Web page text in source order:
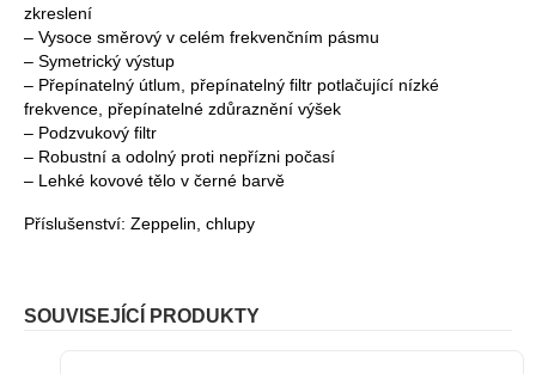
zkreslení
– Vysoce směrový v celém frekvenčním pásmu
– Symetrický výstup
– Přepínatelný útlum, přepínatelný filtr potlačující nízké
frekvence, přepínatelné zdůraznění výšek
– Podzvukový filtr
– Robustní a odolný proti nepřízni počasí
– Lehké kovové tělo v černé barvě
Příslušenství: Zeppelin, chlupy
SOUVISEJÍCÍ PRODUKTY